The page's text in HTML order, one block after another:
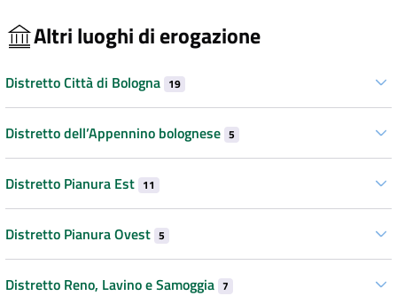
Altri luoghi di erogazione
Distretto Città di Bologna 19
Distretto dell’Appennino bolognese 5
Distretto Pianura Est 11
Distretto Pianura Ovest 5
Distretto Reno, Lavino e Samoggia 7